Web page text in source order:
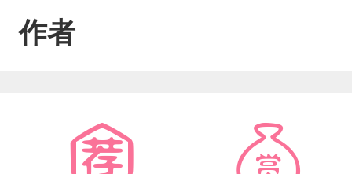
甜甜地叫他：“白白，等等我。”“白白
为我在异世界等你好久，我要带你回
见时栖一面。江屿白在书中呆了几百
作者